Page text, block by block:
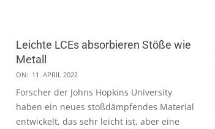
Leichte LCEs absorbieren Stöße wie
Metall
2022-
04-
11
ON: 11. APRIL 2022
Forscher der Johns Hopkins University
haben ein neues stoßdämpfendes Material
entwickelt, das sehr leicht ist, aber eine